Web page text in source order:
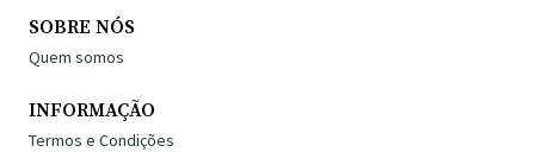
SOBRE NÓS
Quem somos
INFORMAÇÃO
Termos e Condições